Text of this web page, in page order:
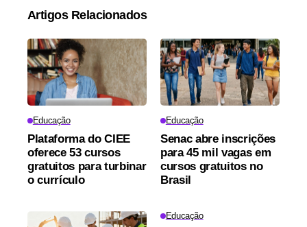
Artigos Relacionados
Educação
Plataforma do CIEE
oferece 53 cursos
gratuitos para turbinar
o currículo
Educação
Senac abre inscrições
para 45 mil vagas em
cursos gratuitos no
Brasil
Educação